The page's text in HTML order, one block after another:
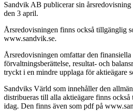
Sandvik AB publicerar sin
den 3 april.
Årsredovisningen finns också tillgänglig
www.sandvik.se.
Årsredovisningen omfattar den
förvaltningsberättelse, resultat- och
tryckt i en mindre upplaga för aktieägare
Sandviks Värld som innehåller den
distribueras till alla aktieägare finns
idag. Den finns även som pdf på